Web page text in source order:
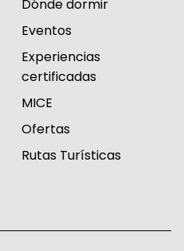
Dónde dormir
Eventos
Experiencias
certificadas
MICE
Ofertas
Rutas Turísticas